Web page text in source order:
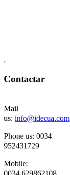
.
Contactar
Mail
us: info@idecua.com
Phone us: 0034
952431729
Mobile: